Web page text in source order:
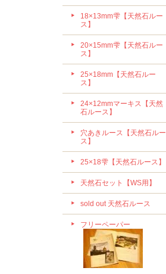
18×13mm雫【天然石ルー
ス】
20×15mm雫【天然石ルー
ス】
25×18mm【天然石ルー
ス】
24×12mmマーキス【天然
石ルース】
穴あきルース【天然石ルー
ス】
25×18雫【天然石ルース】
天然石セット【WS用】
sold out 天然石ルース
フリーペーパー